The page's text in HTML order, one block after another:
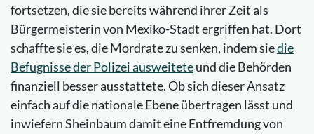
fortsetzen, die sie bereits während ihrer Zeit als
Bürgermeisterin von Mexiko-Stadt ergriffen hat. Dort
schaffte sie es, die Mordrate zu senken, indem siedie
Befugnisse der Polizei ausweiteteund die Behörden
finanziell besser ausstattete. Ob sich dieser Ansatz
einfach auf die nationale Ebene übertragen lässt und
inwiefern Sheinbaum damit eine Entfremdung von